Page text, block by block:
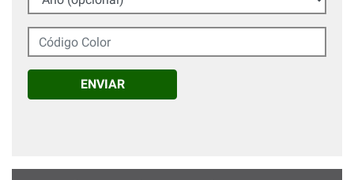
Código Color
ENVIAR